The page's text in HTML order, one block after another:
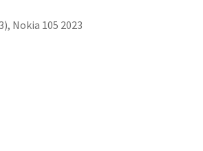
Nokia 105 2023